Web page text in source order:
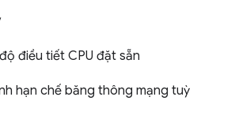
điều tiết CPU đặt sẵn
hạn chế băng thông mạng tuỳ